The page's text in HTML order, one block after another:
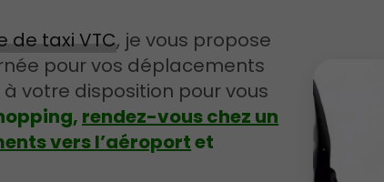
de taxi VTC, je vous propose
pour vos déplacements
votre disposition pour vous
rendez-vous chez un
vers l’aéroportet